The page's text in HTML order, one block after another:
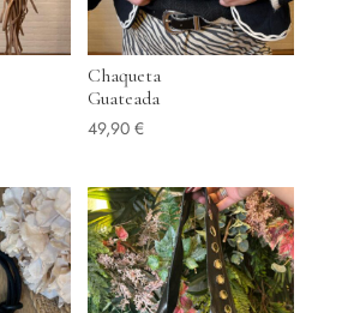
Chaqueta
Guateada
49,90€